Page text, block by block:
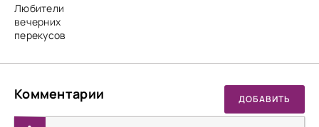
Любители
вечерних
перекусов
Комментарии ДОБАВИТЬ